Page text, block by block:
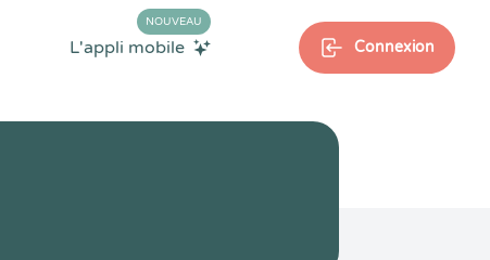
L'appli mobile
NOUVEAU
Connexion